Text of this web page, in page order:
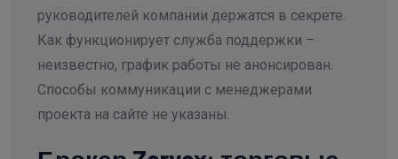
руководителей компании держатся в секрете.
Как функционирует служба поддержки –
неизвестно, график работы не анонсирован.
Способы коммуникации с менеджерами
проекта на сайте не указаны.